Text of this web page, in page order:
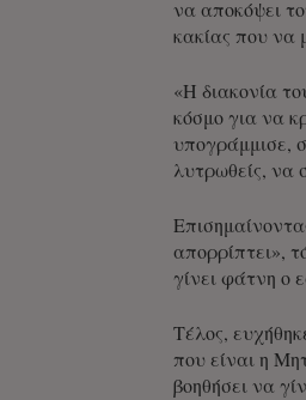
να αποκόψει
κακίας που να
«Η διακονία
κόσμο για να
υπογράμμισε,
λυτρωθείς, να
απορρίπτει»,
γίνει φάτνη ο
Τέλος,
που είναι η
βοηθήσει να